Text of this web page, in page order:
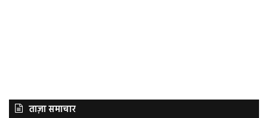
ताज़ा समाचार